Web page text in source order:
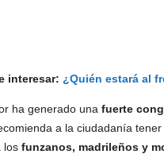
interesar: ¿Quién estará al
ha generado una fuerte
a la ciudadanía
losfunzanos, madrileños y